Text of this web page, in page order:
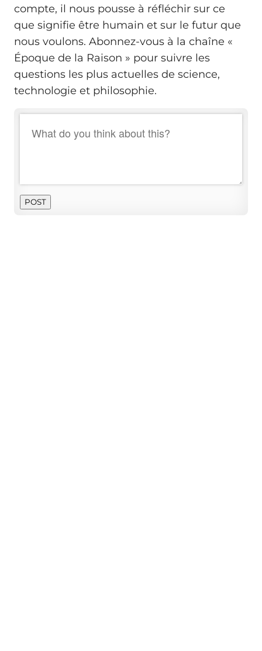
compte, il nous pousse à réfléchir sur ce
que signifie être humain et sur le futur que
nous voulons. Abonnez-vous à la chaîne «
Époque de la Raison » pour suivre les
questions les plus actuelles de science,
technologie et philosophie.
POST